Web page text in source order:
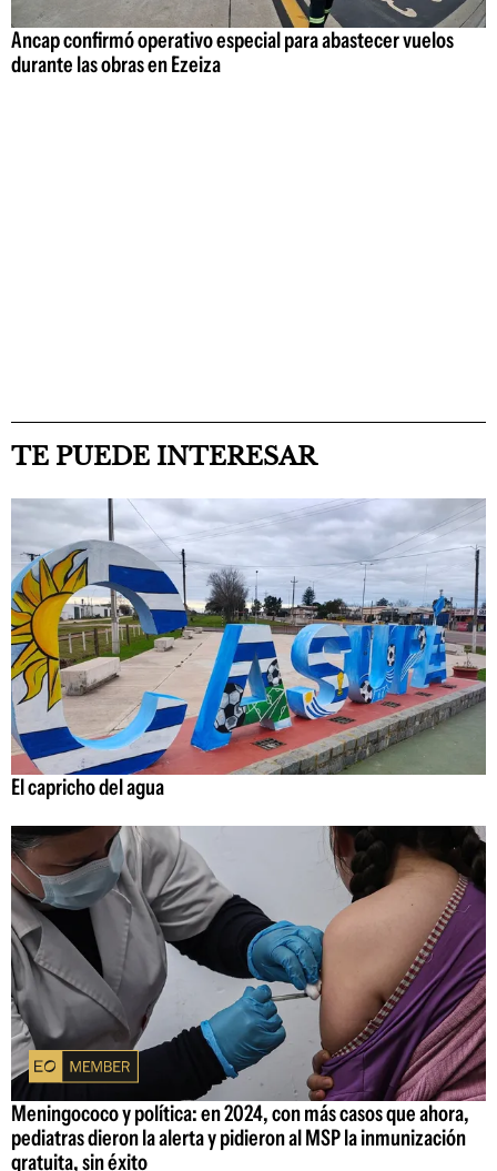
Ancap confirmó operativo especial para abastecer vuelos
durante las obras en Ezeiza
TE PUEDE INTERESAR
El capricho del agua
Meningococo y política: en 2024, con más casos que ahora,
pediatras dieron la alerta y pidieron al MSP la inmunización
gratuita, sin éxito